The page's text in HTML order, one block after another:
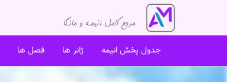
جدول پخش انیمه ژانر ها فصل ها